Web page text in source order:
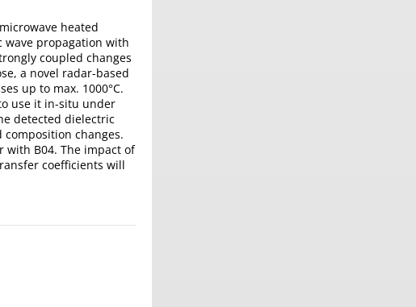
heated
wave propagation with
coupled changes
a novel radar-based
up to max. 1000°C.
use it in-situ under
detected dielectric
changes.
with B04. The impact of
coefficients will